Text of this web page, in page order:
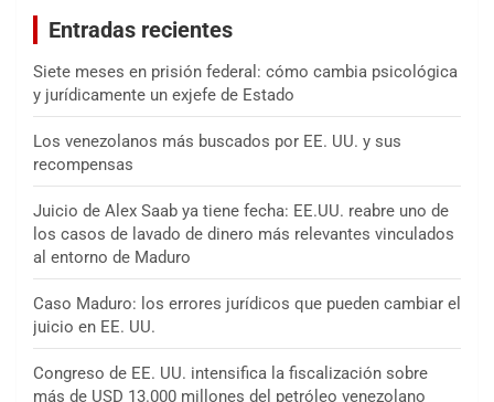
Entradas recientes
Siete meses en prisión federal: cómo cambia psicológica
y jurídicamente un exjefe de Estado
Los venezolanos más buscados por EE. UU. y sus
recompensas
Juicio de Alex Saab ya tiene fecha: EE.UU. reabre uno de
los casos de lavado de dinero más relevantes vinculados
al entorno de Maduro
Caso Maduro: los errores jurídicos que pueden cambiar el
juicio en EE. UU.
Congreso de EE. UU. intensifica la fiscalización sobre
más de USD 13.000 millones del petróleo venezolano